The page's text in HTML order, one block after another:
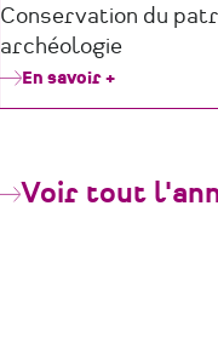
Conservation du
archéologie
En savoir +
Voir tout